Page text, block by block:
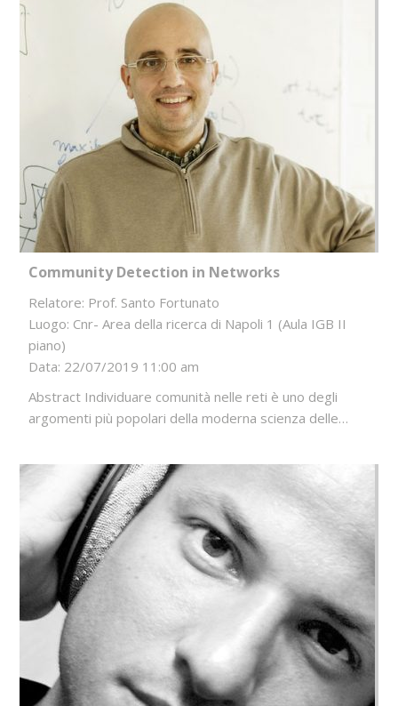
Community Detection in Networks
Relatore: Prof. Santo Fortunato
Luogo: Cnr- Area della ricerca di Napoli 1 (Aula IGB II
piano)
Data: 22/07/2019 11:00 am
Abstract Individuare comunità nelle reti è uno degli
argomenti più popolari della moderna scienza delle…